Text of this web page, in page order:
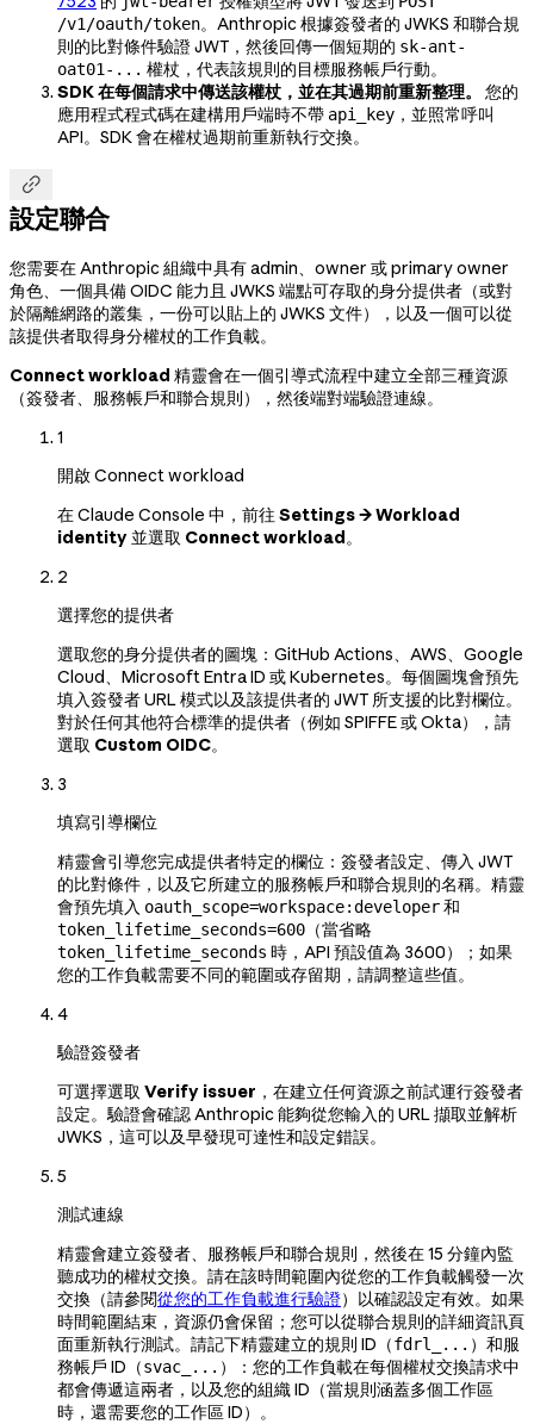
/v1/oauth/token。Anthropic 根據簽發者的 JWKS 和聯合規
則的比對條件驗證 JWT，然後回傳一個短期的 sk-ant-
oat01-... 權杖，代表該規則的目標服務帳戶行動。
SDK 在每個請求中傳送該權杖，並在其過期前重新整理。
您的
應用程式程式碼在建構用戶端時不帶 api_key ，並照常呼叫
API。SDK 會在權杖過期前重新執行交換。

設定聯合
您需要在 Anthropic 組織中具有 admin、owner 或 primary owner
角色、一個具備 OIDC 能力且 JWKS 端點可存取的身分提供者（或對
於隔離網路的叢集，一份可以貼上的 JWKS 文件），以及一個可以從
該提供者取得身分權杖的工作負載。
Connect workload 精靈會在一個引導式流程中建立全部三種資源
（簽發者、服務帳戶和聯合規則），然後端對端驗證連線。
1
開啟 Connect workload
在 Claude Console 中，前往 Settings → Workload
identity 並選取 Connect workload。
2
選擇您的提供者
選取您的身分提供者的圖塊：GitHub Actions、AWS、Google
Cloud、Microsoft Entra ID 或 Kubernetes。每個圖塊會預先
填入簽發者 URL 模式以及該提供者的 JWT 所支援的比對欄位。
對於任何其他符合標準的提供者（例如 SPIFFE 或 Okta），請
選取 Custom OIDC。
3
填寫引導欄位
精靈會引導您完成提供者特定的欄位：簽發者設定、傳入 JWT
的比對條件，以及它所建立的服務帳戶和聯合規則的名稱。精靈
會預先填入 oauth_scope=workspace:developer和
token_lifetime_seconds=600 （當省略
token_lifetime_seconds 時，API 預設值為 3600）；如果
您的工作負載需要不同的範圍或存留期，請調整這些值。
4
驗證簽發者
可選擇選取 Verify issuer ，在建立任何資源之前試運行簽發者
設定。驗證會確認 Anthropic 能夠從您輸入的 URL 擷取並解析
JWKS，這可以及早發現可達性和設定錯誤。
5
測試連線
精靈會建立簽發者、服務帳戶和聯合規則，然後在 15 分鐘內監
聽成功的權杖交換。請在該時間範圍內從您的工作負載觸發一次
交換（請參閱從您的工作負載進行驗證）以確認設定有效。如果
時間範圍結束，資源仍會保留；您可以從聯合規則的詳細資訊頁
面重新執行測試。請記下精靈建立的規則 ID（fdrl_... ）和服
務帳戶 ID（svac_... ）：您的工作負載在每個權杖交換請求中
都會傳遞這兩者，以及您的組織 ID（當規則涵蓋多個工作區
時，還需要您的工作區 ID）。